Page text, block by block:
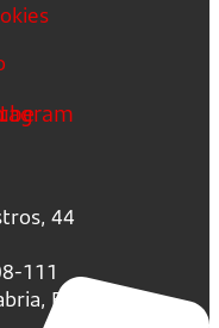
44
111
España.